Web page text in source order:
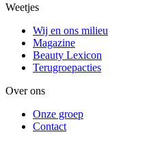
Weetjes
Wij en ons milieu
Magazine
Beauty Lexicon
Terugroepacties
Over ons
Onze groep
Contact